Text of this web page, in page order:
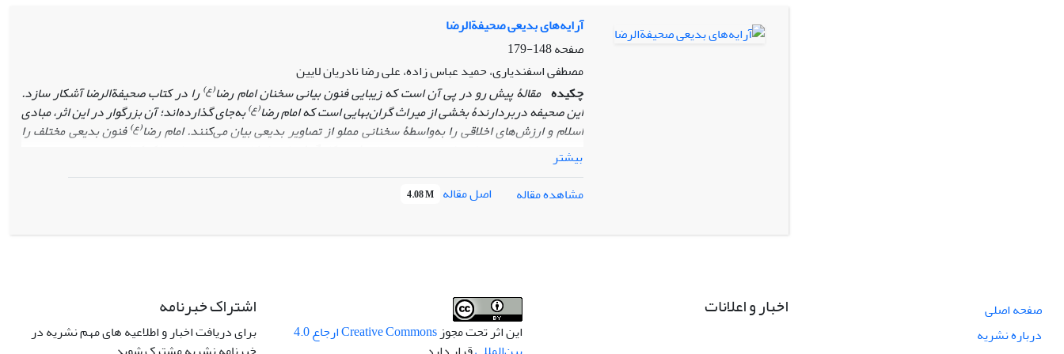
آرایه‌های بدیعی صحیفة‌الرضا
صفحه148-179
مصطفی اسفندیاری، حمید عباس زاده، علی رضا نادریان لایین
چکیده مقالۀ پیش رو در پی آن است که زیبایی فنون بیانی سخنان امام رضا(ع)را در کتابصحیفة‌الرضاآشکار سازد.
این صحیفه دربردارندۀ بخشی از میراث گران‌بهایی است که امامرضا(ع)به‌جای گذارده‌اند؛ آن بزرگوار در این اثر، مبادی
اسلام و ارزش‌های اخلاقی را به‌واسطۀسخنانی مملو از تصاویر بدیعی بیان می‌کنند. امام رضا(ع)فنون بدیعی مختلف را
همچون: جناس، سجع، ازدواج و... در سخن خویش به‌کار گرفته‌اند، ایشان سعی نموده‌اند با کمک این صور بدیعی بر عمق
معنی و تأثیرگذاری کلام خویش بر مخاطب بیافزایند و در این راه ظرفیت‌های تعبیری و الهام‌بخشی را که این فنون بر
سخن می‌افزاید و زیبایی آن‌را فزونی می‌بخشد به‌کار گرفته‌اند؛ بی‌آنکه با سخنان دینی خود از ذخیرۀ معنوی ـ دینی خود
فاصله بگیرند. نویسندگان مقاله با پژوهشی تحلیلی و با استفاده از منابع کتابخانه‌ای، تصاویر بدیعی
بیشتر
مشاهده مقاله
اصل مقاله 4.08 M
صفحه اصلی
درباره نشریه
اخبار و اعلانات
این اثر تحت مجوز
Creative Commons ارجاع 4.0
اشتراک خبرنامه
برای دریافت اخبار و اطلاعیه های مهم نشریه در